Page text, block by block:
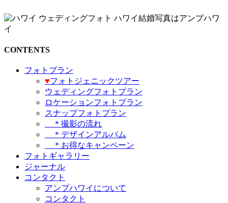
CONTENTS
フォトプラン
♥️フォトジェニックツアー
ウェディングフォトプラン
ロケーションフォトプラン
スナップフォトプラン
＊撮影の流れ
＊デザインアルバム
＊お得なキャンペーン
フォトギャラリー
ジャーナル
コンタクト
アンプハワイについて
コンタクト